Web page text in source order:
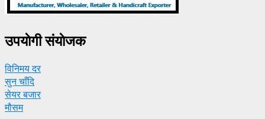
उपयाेगी संयाेजक
विनिमय दर
सुन चाँदि
सेयर बजार
मौसम